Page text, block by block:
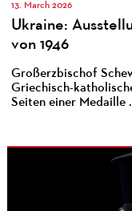
13. March 2026
Ukraine:
von 1946
Großerzbischof
Griechisch-
Seiten einer Medaille